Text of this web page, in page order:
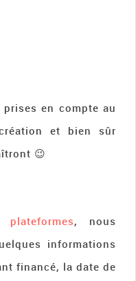
prises en compte au
et bien sûr
😉
, nous
informations
financé, la date de